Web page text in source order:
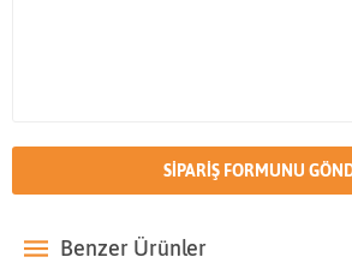
Benzer Ürünler